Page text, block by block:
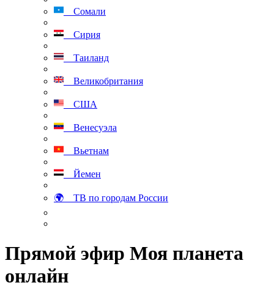
Сомали
Сирия
Таиланд
Великобритания
США
Венесуэла
Вьетнам
Йемен
🌍 ТВ по городам России
Прямой эфир Моя планета
онлайн